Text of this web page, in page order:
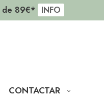
CODI: SOLER10
CONTACTAR